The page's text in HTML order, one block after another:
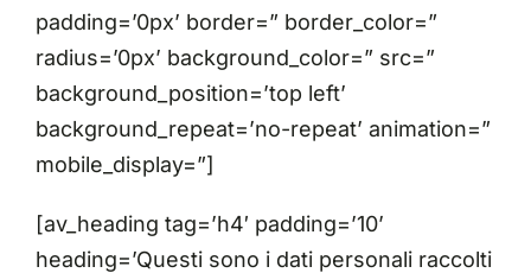
padding=’0px’ border=” border_color=”
radius=’0px’ background_color=” src=”
background_position=’top left’
background_repeat=’no-repeat’ animation=”
mobile_display=”]
[av_heading tag=’h4′ padding=’10’
heading=’Questi sono i dati personali raccolti